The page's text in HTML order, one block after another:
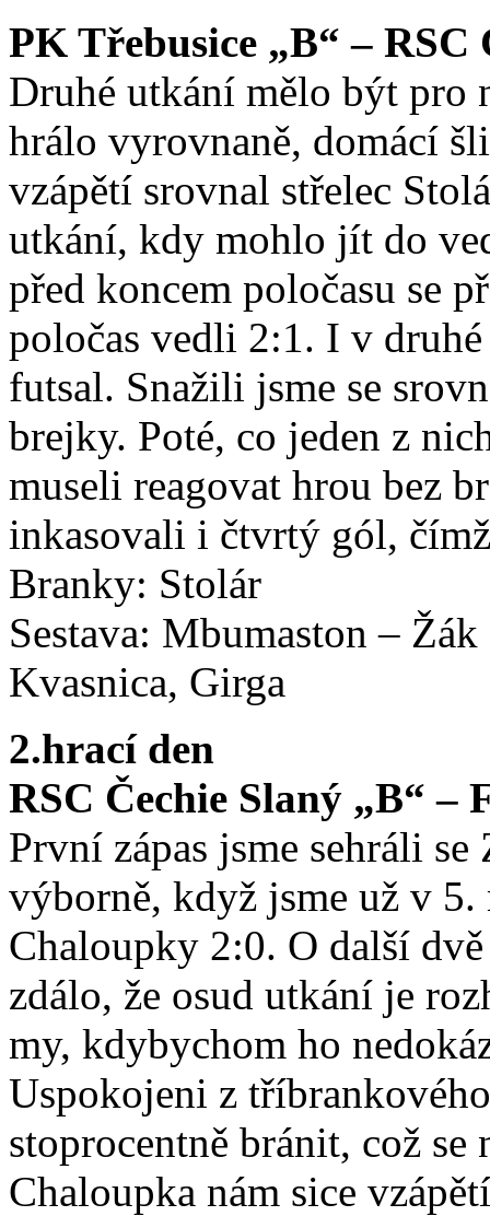
PK Třebusice „B“ – RSC
Druhé utkání mělo být pro
hrálo vyrovnaně, domácí
vzápětí srovnal střelec
utkání, kdy mohlo jít do
před koncem poločasu se
poločas vedli 2:1. I v
futsal. Snažili jsme se
brejky. Poté, co jeden z
museli reagovat hrou bez
inkasovali i čtvrtý gól,
Branky: Stolár
Sestava: Mbumaston –
Kvasnica, Girga
2.hrací den
RSC Čechie Slaný „B“ –
První zápas jsme sehráli
výborně, když jsme už v
Chaloupky 2:0. O další
zdálo, že osud utkání je
my, kdybychom ho
Uspokojeni z
stoprocentně bránit, což
Chaloupka nám sice